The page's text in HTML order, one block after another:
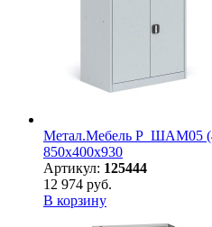
Метал.Мебель P_ШАМ05
850х400х930
Артикул: 125444
12 974 руб.
В корзину